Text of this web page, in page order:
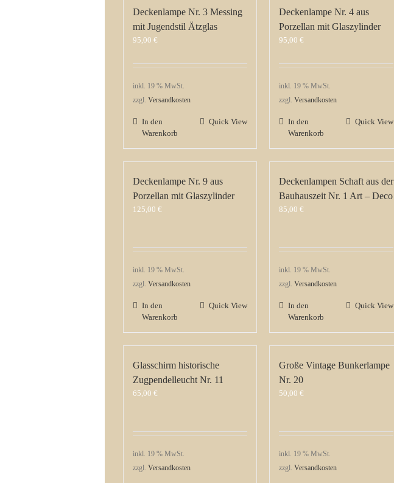
Deckenlampe Nr. 3 Messing
mit Jugendstil Ätzglas
95,00 €
inkl. 19 % MwSt.
zzgl. Versandkosten
In den
Warenkorb
Quick View
Deckenlampe Nr. 4 aus
Porzellan mit Glaszylinder
95,00 €
inkl. 19 % MwSt.
zzgl. Versandkosten
In den
Warenkorb
Quick View
Deckenlampe Nr. 9 aus
Porzellan mit Glaszylinder
125,00 €
inkl. 19 % MwSt.
zzgl. Versandkosten
In den
Warenkorb
Quick View
Deckenlampen Schaft aus der
Bauhauszeit Nr. 1 Art – Deco
85,00 €
inkl. 19 % MwSt.
zzgl. Versandkosten
In den
Warenkorb
Quick View
Glasschirm historische
Zugpendelleucht Nr. 11
65,00 €
inkl. 19 % MwSt.
zzgl. Versandkosten
Große Vintage Bunkerlampe
Nr. 20
50,00 €
inkl. 19 % MwSt.
zzgl. Versandkosten